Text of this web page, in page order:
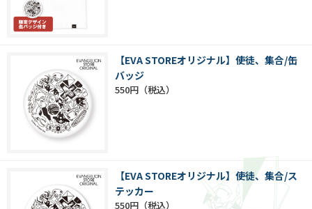
【EVA STOREオリジナル】使徒、集合/缶
バッジ
550円
【EVA STOREオリジナル】使徒、集合/ス
テッカー
550円